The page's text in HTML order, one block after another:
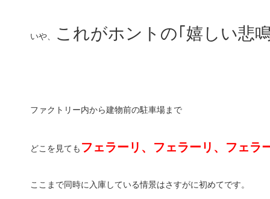
いや、 これがホントの｢嬉しい悲
ファクトリー内から建物前の駐車場まで
どこを見ても フェラーリ、フェラーリ、フェラ
ここまで同時に入庫している情景はさすがに初めてです。